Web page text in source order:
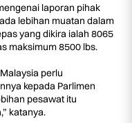
laporan pihak
lebihan muatan dalam
yang dikira ialah 8065
maksimum 8500 lbs.
perlu
kepada Parlimen
pesawat itu
katanya.